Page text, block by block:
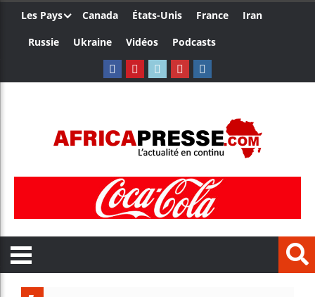
Les Pays Canada États-Unis France
Iran
Russie
Ukraine Vidéos Podcasts